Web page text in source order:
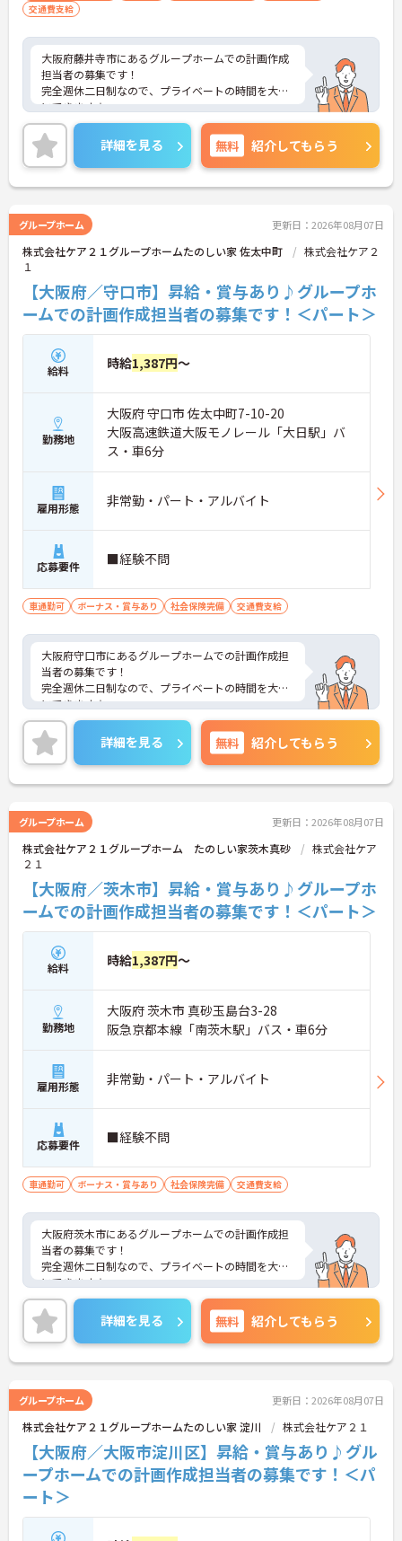
交通費支給
大阪府藤井寺市にあるグループホームでの計画作成
担当者の募集です！
完全週休二日制なので、プライベートの時間を大切
にできます☆
昇給・賞与あり♪ 頑張りがしっかり反映されま
す！
ご興味のある方には、面接対策ポイントなど、さら
に詳細をお話しいたしますのでお気軽にご相談くだ
さい！
詳細を見る 無料 紹介してもらう
グループホーム 更新日：2026年08月07日
株式会社ケア２１グループホームたのしい家 佐太中町
株式会社ケア２
１
【大阪府／守口市】昇給・賞与あり♪グループホ
ームでの計画作成担当者の募集です！＜パート＞
給料 時給1,387円～
勤務地
大阪府 守口市 佐太中町7-10-20
大阪高速鉄道大阪モノレール「大日駅」バ
ス・車6分
雇用形態 非常勤・パート・アルバイト
応募要件 ■経験不問
車通勤可 ボーナス・賞与あり 社会保険完備 交通費支給
大阪府守口市にあるグループホームでの計画作成担
当者の募集です！
完全週休二日制なので、プライベートの時間を大切
にできます☆
昇給・賞与あり♪ 頑張りがしっかり反映されま
す！
ご興味のある方には、面接対策ポイントなど、さら
に詳細をお話しいたしますのでお気軽にご相談くだ
さい！
詳細を見る 無料 紹介してもらう
グループホーム 更新日：2026年08月07日
株式会社ケア２１グループホーム たのしい家茨木真砂
株式会社ケア
２１
【大阪府／茨木市】昇給・賞与あり♪グループホ
ームでの計画作成担当者の募集です！＜パート＞
給料 時給1,387円～
勤務地
大阪府 茨木市 真砂玉島台3-28
阪急京都本線「南茨木駅」バス・車6分
雇用形態 非常勤・パート・アルバイト
応募要件 ■経験不問
車通勤可 ボーナス・賞与あり 社会保険完備 交通費支給
大阪府茨木市にあるグループホームでの計画作成担
当者の募集です！
完全週休二日制なので、プライベートの時間を大切
にできます☆
昇給・賞与あり♪ 頑張りがしっかり反映されま
す！
ご興味のある方には、面接対策ポイントなど、さら
に詳細をお話しいたしますのでお気軽にご相談くだ
さい！
詳細を見る 無料 紹介してもらう
グループホーム 更新日：2026年08月07日
株式会社ケア２１グループホームたのしい家 淀川 株式会社ケア２１
【大阪府／大阪市淀川区】昇給・賞与あり♪グル
ープホームでの計画作成担当者の募集です！＜パ
ート＞